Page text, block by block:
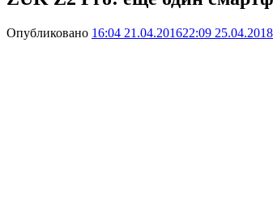
Опубликовано 16:04 21.04.201622:09 25.04.2018